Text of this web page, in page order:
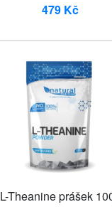
479 Kč
L-Theanine prášek